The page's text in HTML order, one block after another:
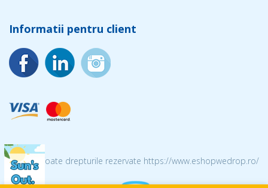
Informatii pentru client
© 2026 Toate drepturile rezervate https://www.eshopwedrop.ro/